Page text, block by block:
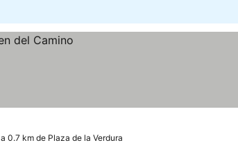
a 0.7 km de Plaza de la Verdura